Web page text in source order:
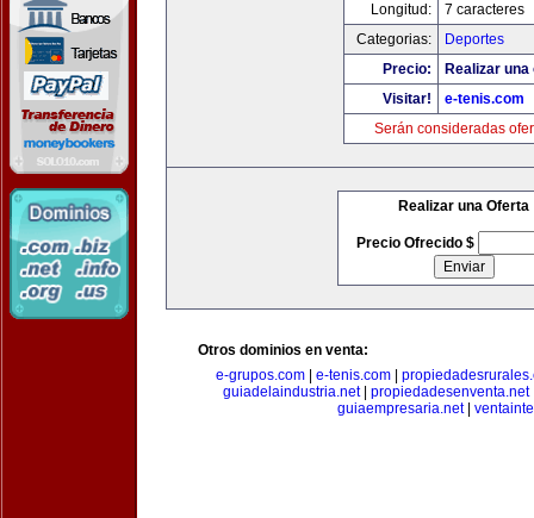
Longitud:
7 caracteres
Categorias:
Deportes
Precio:
Realizar
Visitar!
e-tenis.com
Serán consideradas
Realizar una Oferta
Precio Ofrecido $
Otros dominios en venta:
e-grupos.com
e-tenis.com
guiadelaindustria.net propiedadesenventa.net
guiaempresaria.net|